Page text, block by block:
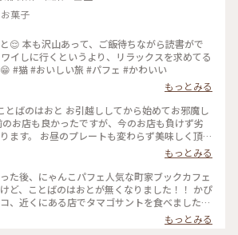
菓子
😌 本も沢山あって、ご飯待ちながら読書がで
イしに行くというより、リラックスを求めてる
人にオススメ😁 #猫 #おいしい旅 #パフェ #かわいい
もっとみる
越ししてから始めてお邪魔し
のお店も良かったですが、今のお店も負けず劣
ます。 お昼のプレートも変わらず美味しく頂
こパフェも😍 この度は帰り際にオーナーさん
きてよかったです。 で、いつもなのですが、お
わざわざご夫婦で三和土まで出てきてお見送り
また行っちゃうじゃない☺️ あ、ちなみに引っ
しい場所は 京都市上京区天神北町12-1
もっとみる
た後、にゃんこパフェ人気な町家ブックカフェ
ど、ことばのはおとが無くなりました！！ かぴ
、近くにある店でタマゴサントを食べました！
が、今流行りのタマゴタントが美味しかった！
と言う店なんだ！
もっとみる